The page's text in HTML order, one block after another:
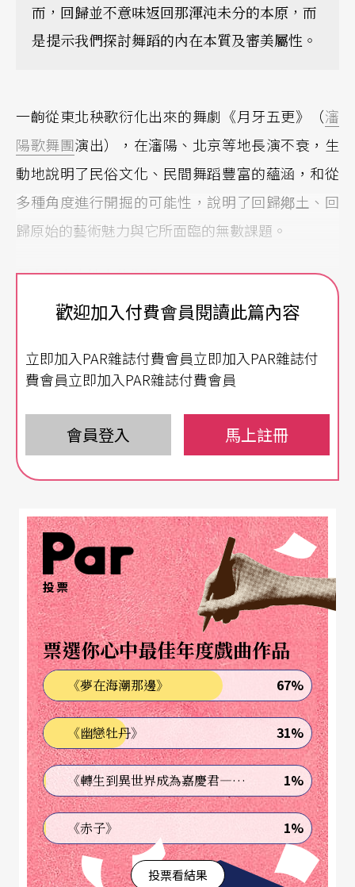
而，回歸並不意味返回那渾沌未分的本原，而
是提示我們探討舞蹈的內在本質及審美屬性。
一齣從東北秧歌衍化出來的舞劇《月牙五更》（瀋
陽歌舞團演出），在瀋陽、北京等地長演不衰，生
動地說明了民俗文化、民間舞蹈豐富的蘊涵，和從
多種角度進行開掘的可能性，說明了回歸鄕土、回
歸原始的藝術魅力與它所面臨的無數課題。
舞出關東大地上的鄕親
《月牙五更》由李少棟、陶承志、門文元等編導，
帶著濃濃的鄕情，以創造性的藝術想像，風趣、諧
謔的舞蹈語彙，呈現生命延續、生生不息的舞蹈意
愛情、對生命的企盼。
遼闊的黑土是關東兒女世世代代、生生死死的生命
一方水土養育一方人，獨特的生存方式和生命節
奏，規範著它所養育的人們的精神秉性與生活樣
相，形成獨特的價値標準與美醜觀念。舞蹈表現了
關東大地那些質樸、愚直的鄕親：憨哥、盲妹、光
棍漢、俊姑娘、福嫂、樂叔、七大姑八大姨、車老
闆們、醜大姐們、喇叭匠們……在他們看來，生活
不是一支甜膩膩的喜歌，生活是艱辛而平凡的勞動
和一代代生死相續的傳承。他們不企盼伊甸園或桃
花源，他們知道生活有喜也有悲，有相逢也有錯
失，有滿足也有缺憾，正像時有寒暑，潮有漲落，
月有盈虧圓缺。有漲落才是運動，才是生活，才是
美。
歡迎加入付費會員閱讀此篇內容
立即加入PAR雜誌付費會員立即加入PAR雜誌付
費會員立即加入PAR雜誌付費會員
會員登入 馬上註冊
投票
票選你心中最佳年度戲曲作品
《夢在海潮那邊》 67%
《幽戀牡丹》 31%
《轉生到異世界成為嘉慶君—發現我的祖先是詐騙集團!?》 1%
《赤子》 1%
投票看結果